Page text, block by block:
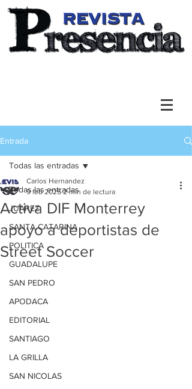
Entrada
Todas las entradas
JUAREZ
SANTA CATARINA
POLITICA
GUADALUPE
SAN PEDRO
APODACA
EDITORIAL
SANTIAGO
LA GRILLA
SAN NICOLAS
Todas las entradas
Activa DIF Monterrey
apoyo a deportistas de
Street Soccer
Carlos Hernandez
9 feb 2025 2 min de lectura